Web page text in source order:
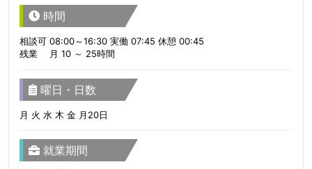
時間
相談可 08:00～16:30 実働 07:45 休憩 00:45
残業 月 10 ～ 25時間
曜日・日数
月 火 水 木 金 月20日
就業期間